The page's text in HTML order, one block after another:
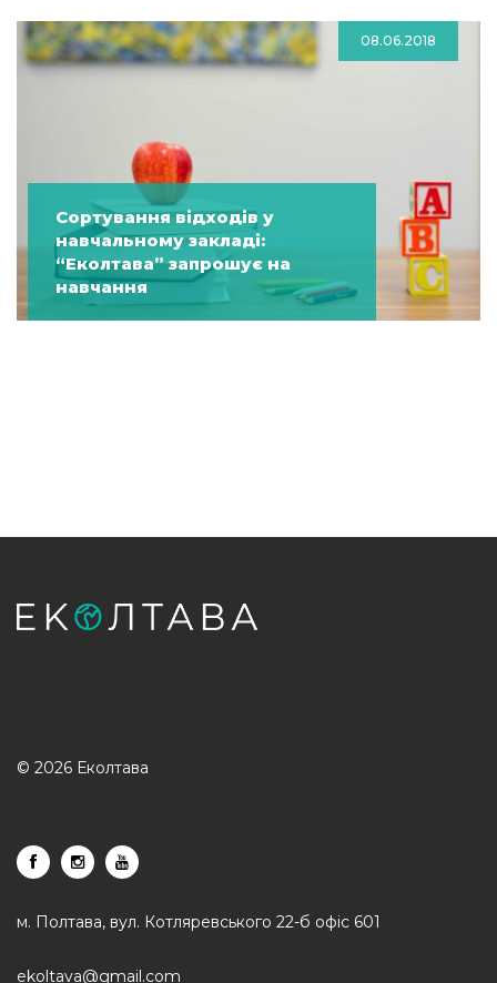
08.06.2018
Сортування відходів у
навчальному закладі:
“Еколтава” запрошує на
навчання
© 2026 Еколтава
м. Полтава, вул. Котляревського 22-б офіс 601
ekoltava@gmail.com